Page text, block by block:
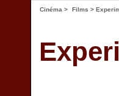
Cinéma > Films >